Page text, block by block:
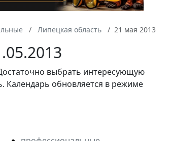
Липецкая область 21 мая 2013
выбрать интересующую
Календарь обновляется в режиме